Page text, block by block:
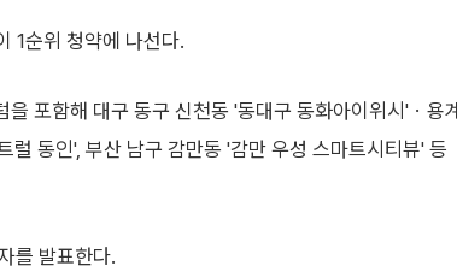
1순위 청약에 나선다.
포함해 대구 동구 신천동 '동대구 동화아이위시'ㆍ용계
동인', 부산 남구 감만동 '감만 우성 스마트시티뷰' 등
를 발표한다.